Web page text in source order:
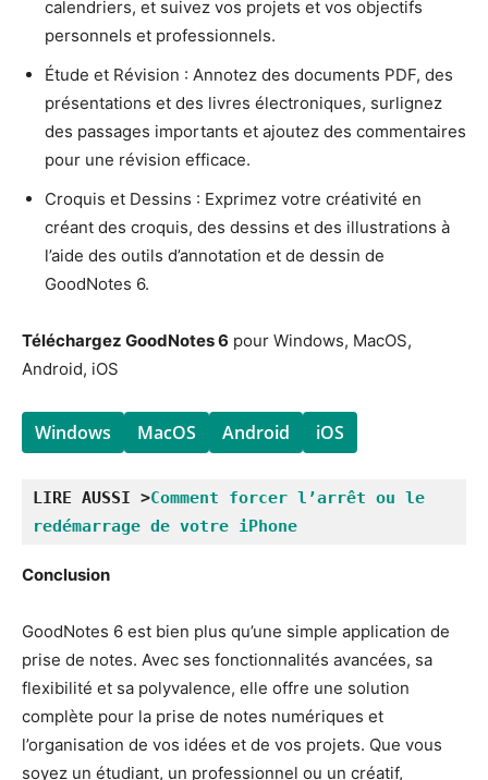
calendriers, et suivez vos projets et vos objectifs
personnels et professionnels.
Étude et Révision : Annotez des documents PDF, des
présentations et des livres électroniques, surlignez
des passages importants et ajoutez des commentaires
pour une révision efficace.
Croquis et Dessins : Exprimez votre créativité en
créant des croquis, des dessins et des illustrations à
l’aide des outils d’annotation et de dessin de
GoodNotes 6.
Téléchargez GoodNotes 6 pour Windows, MacOS,
Android, iOS
Windows MacOS Android iOS
LIRE AUSSI >Comment forcer l’arrêt ou le
redémarrage de votre iPhone
Conclusion
GoodNotes 6 est bien plus qu’une simple application de
prise de notes. Avec ses fonctionnalités avancées, sa
flexibilité et sa polyvalence, elle offre une solution
complète pour la prise de notes numériques et
l’organisation de vos idées et de vos projets. Que vous
soyez un étudiant, un professionnel ou un créatif,